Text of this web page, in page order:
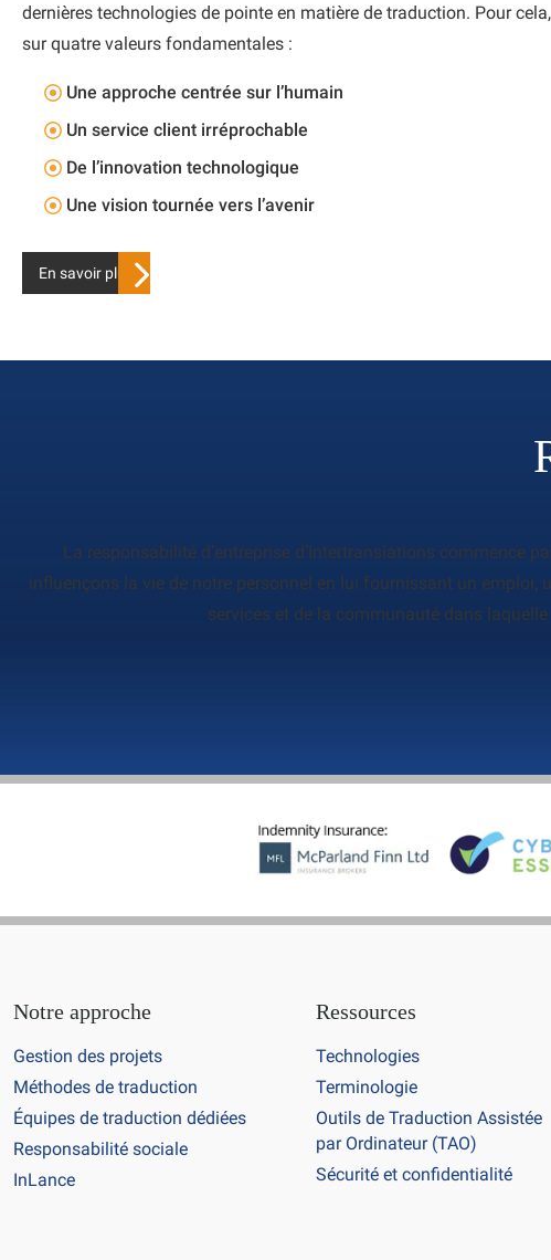
dernières technologies de pointe en matière de traduction. Pour
sur quatre valeurs fondamentales :
Une approche centrée sur l’humain
Un service client irréprochable
De l’innovation technologique
Une vision tournée vers l’avenir
En savoir plus
La responsabilité d’entreprise d’Intertranslations commence
influençons la vie de notre personnel en lui fournissant un
services et de la communauté dans
Notre approche
Gestion des projets
Méthodes de traduction
Équipes de traduction dédiées
Responsabilité sociale
InLance
Ressources
Technologies
Terminologie
Outils de Traduction Assistée
par Ordinateur (TAO)
Sécurité et confidentialité